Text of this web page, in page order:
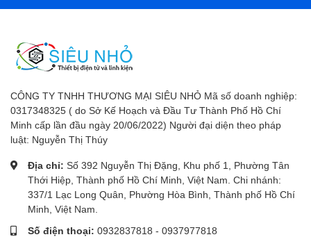
CÔNG TY TNHH THƯƠNG MẠI SIÊU NHỎ Mã số doanh nghiệp:
0317348325 ( do Sở Kế Hoạch và Đầu Tư Thành Phố Hồ Chí
Minh cấp lần đầu ngày 20/06/2022) Người đại diện theo pháp
luật: Nguyễn Thị Thúy
Địa chỉ: Số 392 Nguyễn Thị Đặng, Khu phố 1, Phường Tân
Thới Hiệp, Thành phố Hồ Chí Minh, Việt Nam. Chi nhánh:
337/1 Lạc Long Quân, Phường Hòa Bình, Thành phố Hồ Chí
Minh, Việt Nam.
Số điện thoại: 0932837818 - 0937977818